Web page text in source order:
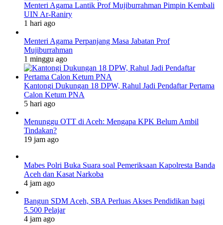
Menteri Agama Lantik Prof Mujiburrahman Pimpin Kembali
UIN Ar-Raniry
1 hari ago
Menteri Agama Perpanjang Masa Jabatan Prof
Mujiburrahman
1 minggu ago
Kantongi Dukungan 18 DPW, Rahul Jadi Pendaftar Pertama
Calon Ketum PNA
5 hari ago
Menunggu OTT di Aceh: Mengapa KPK Belum Ambil
Tindakan?
19 jam ago
Mabes Polri Buka Suara soal Pemeriksaan Kapolresta Banda
Aceh dan Kasat Narkoba
4 jam ago
Bangun SDM Aceh, SBA Perluas Akses Pendidikan bagi
5.500 Pelajar
4 jam ago